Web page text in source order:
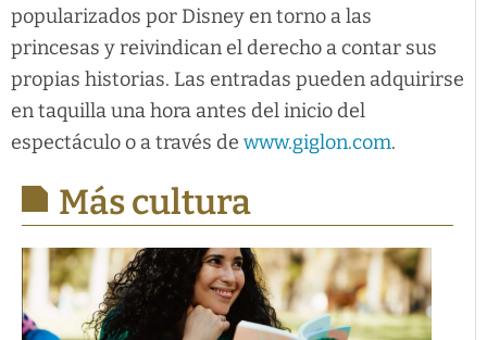
popularizados por Disney en torno a las
princesas y reivindican el derecho a contar sus
propias historias. Las entradas pueden adquirirse
en taquilla una hora antes del inicio del
espectáculo o a través de www.giglon.com.
Más cultura